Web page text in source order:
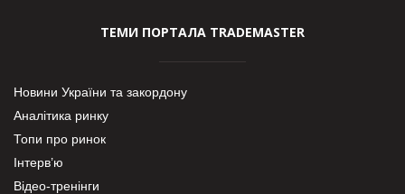
ТЕМИ ПОРТАЛА TRADEMASTER
Новини України та закордону
Аналітика ринку
Топи про ринок
Інтерв’ю
Відео-тренінги